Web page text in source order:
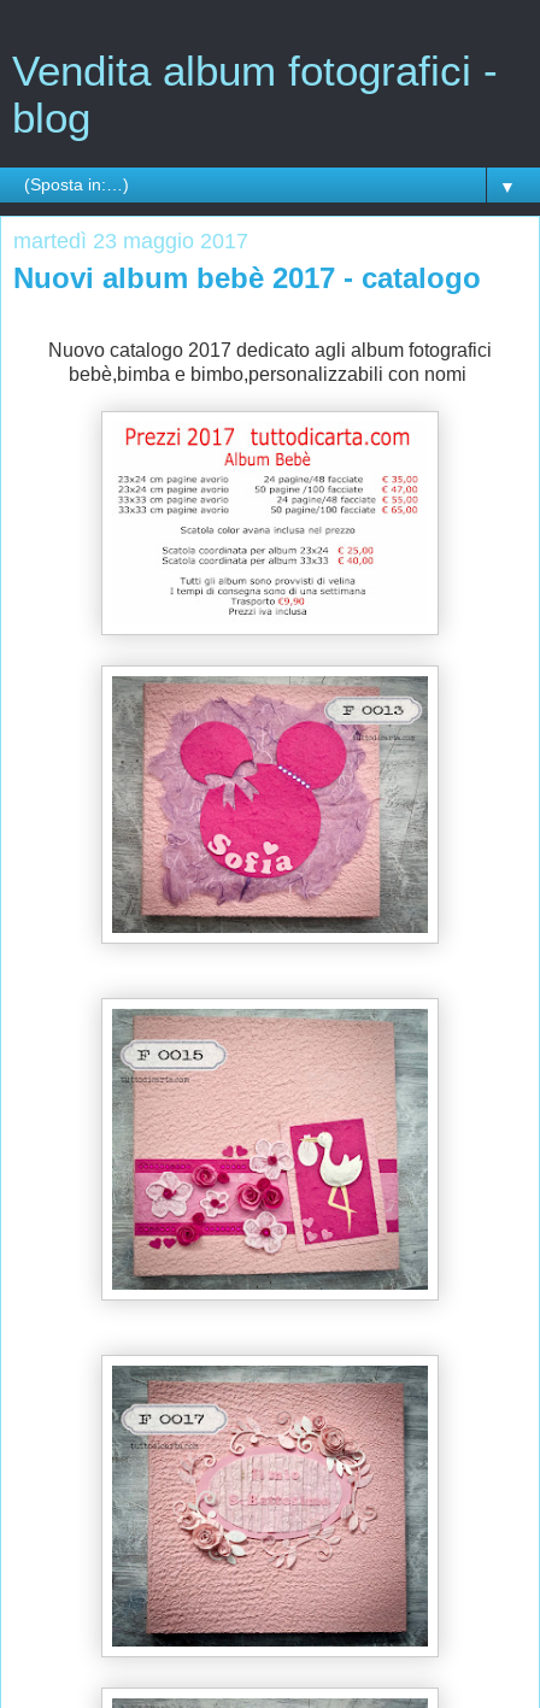
Vendita album fotografici -
blog
▼
martedì 23 maggio 2017
Nuovi album bebè 2017 - catalogo
Nuovo catalogo 2017 dedicato agli album fotografici
bebè,bimba e bimbo,personalizzabili con nomi